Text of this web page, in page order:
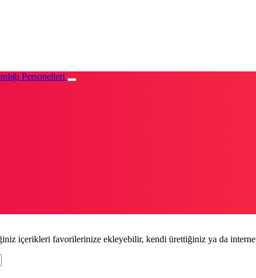
içerikleri favorilerinize ekleyebilir, kendi ürettiğiniz ya da